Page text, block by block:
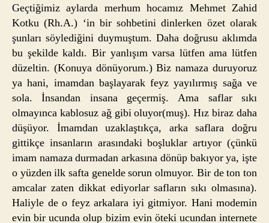
Geçtiğimiz aylarda merhum hocamız Mehmet Zahid
Kotku (Rh.A.) ‘in bir sohbetini dinlerken özet olarak
şunları söylediğini duymuştum. Daha doğrusu aklımda
bu şekilde kaldı. Bir yanlışım varsa lütfen ama lütfen
düzeltin. (Konuya dönüyorum.) Biz namaza duruyoruz
ya hani, imamdan başlayarak feyz yayılırmış sağa ve
sola. İnsandan insana geçermiş. Ama saflar sıkı
olmayınca kablosuz ağ gibi oluyor(muş). Hız biraz daha
düşüyor. İmamdan uzaklaştıkça, arka saflara doğru
gittikçe insanların arasındaki boşluklar artıyor (çünkü
imam namaza durmadan arkasına dönüp bakıyor ya, işte
o yüzden ilk safta genelde sorun olmuyor. Bir de ton ton
amcalar zaten dikkat ediyorlar safların sıkı olmasına).
Haliyle de o feyz arkalara iyi gitmiyor. Hani modemin
evin bir ucunda olup bizim evin öteki ucundan internete